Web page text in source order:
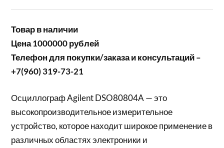
Товар в наличии
Цена 1000000 рублей
Телефон для покупки/заказа и консультаций –
+7(960) 319-73-21
Осциллограф Agilent DSO80804A — это
высокопроизводительное измерительное
устройство, которое находит широкое применение в
различных областях электроники и